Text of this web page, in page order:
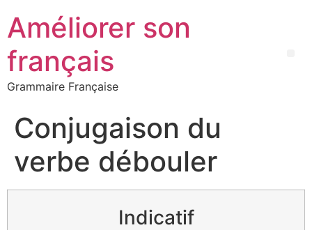
Améliorer son
français
Grammaire Française
Conjugaison du
verbe débouler
Indicatif